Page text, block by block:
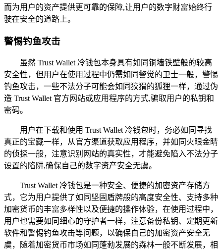
而为用户的资产提供更可靠的保障,让用户的数字财富始终行
驶在安全的道路上。
警惕钓鱼攻击
虽然 Trust Wallet 冷钱包本身具有如同铜墙铁壁般的较高
安全性，但用户在使用过程中仍需如同警觉的卫士一般，警惕
钓鱼攻击，一些不法分子可能会如同狡猾的狐狸一样，通过伪
造 Trust Wallet 官方网站或应用程序的方式,骗取用户的私钥和
密码。
用户在下载和使用 Trust Wallet 冷钱包时，务必如同寻找
真正的宝藏一样，从官方渠道获取应用程序，并如同火眼金睛
的侦探一般，注意识别网站的真实性，才能避免陷入不法分子
设置的陷阱,确保自己的数字资产安全无虞。
Trust Wallet 冷钱包是一种安全、便捷的加密资产存储方
式，它为用户提供了如同坚固盾牌般的高度安全性、支持多种
加密货币的丰富多样性以及便捷的操作体验，在使用过程中，
用户也需要如同细心的守护者一样，注意备份私钥、定期更新
软件和警惕钓鱼攻击等问题，以确保自己的加密资产安全无
虞，随着加密货币市场如同蓬勃发展的森林一般不断发展，相